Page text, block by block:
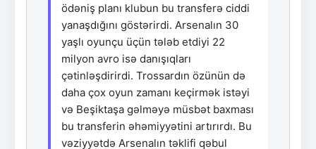
ödəniş planı klubun bu transferə ciddi
yanaşdığını göstərirdi. Arsenalın 30
yaşlı oyunçu üçün tələb etdiyi 22
milyon avro isə danışıqları
çətinləşdirirdi. Trossardın özünün də
daha çox oyun zamanı keçirmək istəyi
və Beşiktaşa gəlməyə müsbət baxması
bu transferin əhəmiyyətini artırırdı. Bu
vəziyyətdə Arsenalın təklifi qəbul